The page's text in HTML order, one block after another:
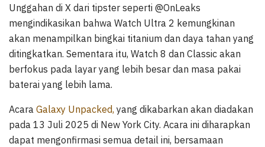
Unggahan di X dari tipster seperti @OnLeaks
mengindikasikan bahwa Watch Ultra 2 kemungkinan
akan menampilkan bingkai titanium dan daya tahan yang
ditingkatkan. Sementara itu, Watch 8 dan Classic akan
berfokus pada layar yang lebih besar dan masa pakai
baterai yang lebih lama.
Acara Galaxy Unpacked, yang dikabarkan akan diadakan
pada 13 Juli 2025 di New York City. Acara ini diharapkan
dapat mengonfirmasi semua detail ini, bersamaan